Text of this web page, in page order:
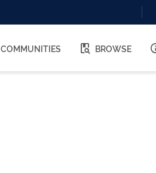
COMMUNITIES BROWSE